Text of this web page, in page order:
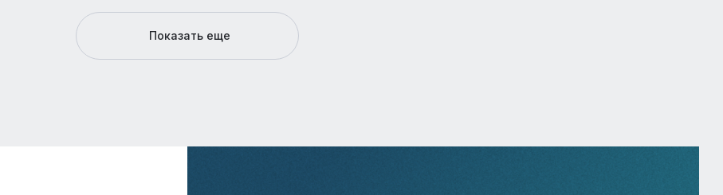
Показать еще